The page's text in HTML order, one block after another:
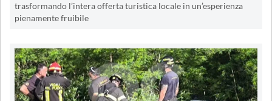
trasformando l’intera offerta turistica locale in un’esperienza
pienamente fruibile